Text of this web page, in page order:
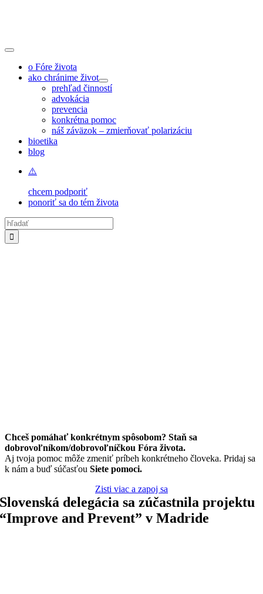
Toggle
Navigationo Fóre života
ako chránime život
prehľad činností
advokácia
prevencia
konkrétna pomoc
náš záväzok – zmierňovať polarizáciu
bioetika
blog
chcem podporiť
ponoriť sa do tém života
Hľadať:
Chceš pomáhať konkrétnym spôsobom? Staň sa
dobrovoľníkom/dobrovoľníčkou Fóra života.
Aj tvoja pomoc môže zmeniť príbeh konkrétneho človeka. Pridaj sa
k nám a buď súčasťou Siete pomoci.
Zisti viac a zapoj sa
Slovenská delegácia sa zúčastnila projektu
“Improve and Prevent” v Madride